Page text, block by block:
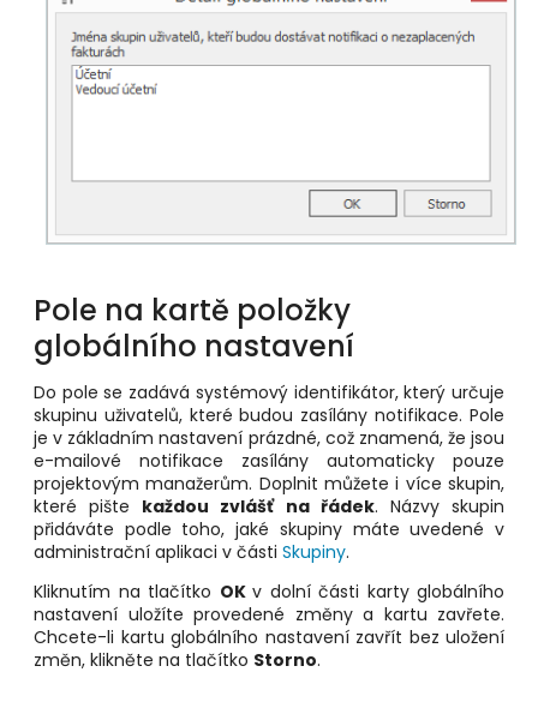
Pole na kartě položky
globálního nastavení
Do pole se zadává systémový identifikátor, který určuje
skupinu uživatelů, které budou zasílány notifikace. Pole
je v základním nastavení prázdné, což znamená, že jsou
e-mailové notifikace zasílány automaticky pouze
projektovým manažerům. Doplnit můžete i více skupin,
které pište každou zvlášť na řádek. Názvy skupin
přidáváte podle toho, jaké skupiny máte uvedené v
administrační aplikaci v části Skupiny.
Kliknutím na tlačítko OK v dolní části karty globálního
nastavení uložíte provedené změny a kartu zavřete.
Chcete-li kartu globálního nastavení zavřít bez uložení
změn, klikněte na tlačítko Storno.